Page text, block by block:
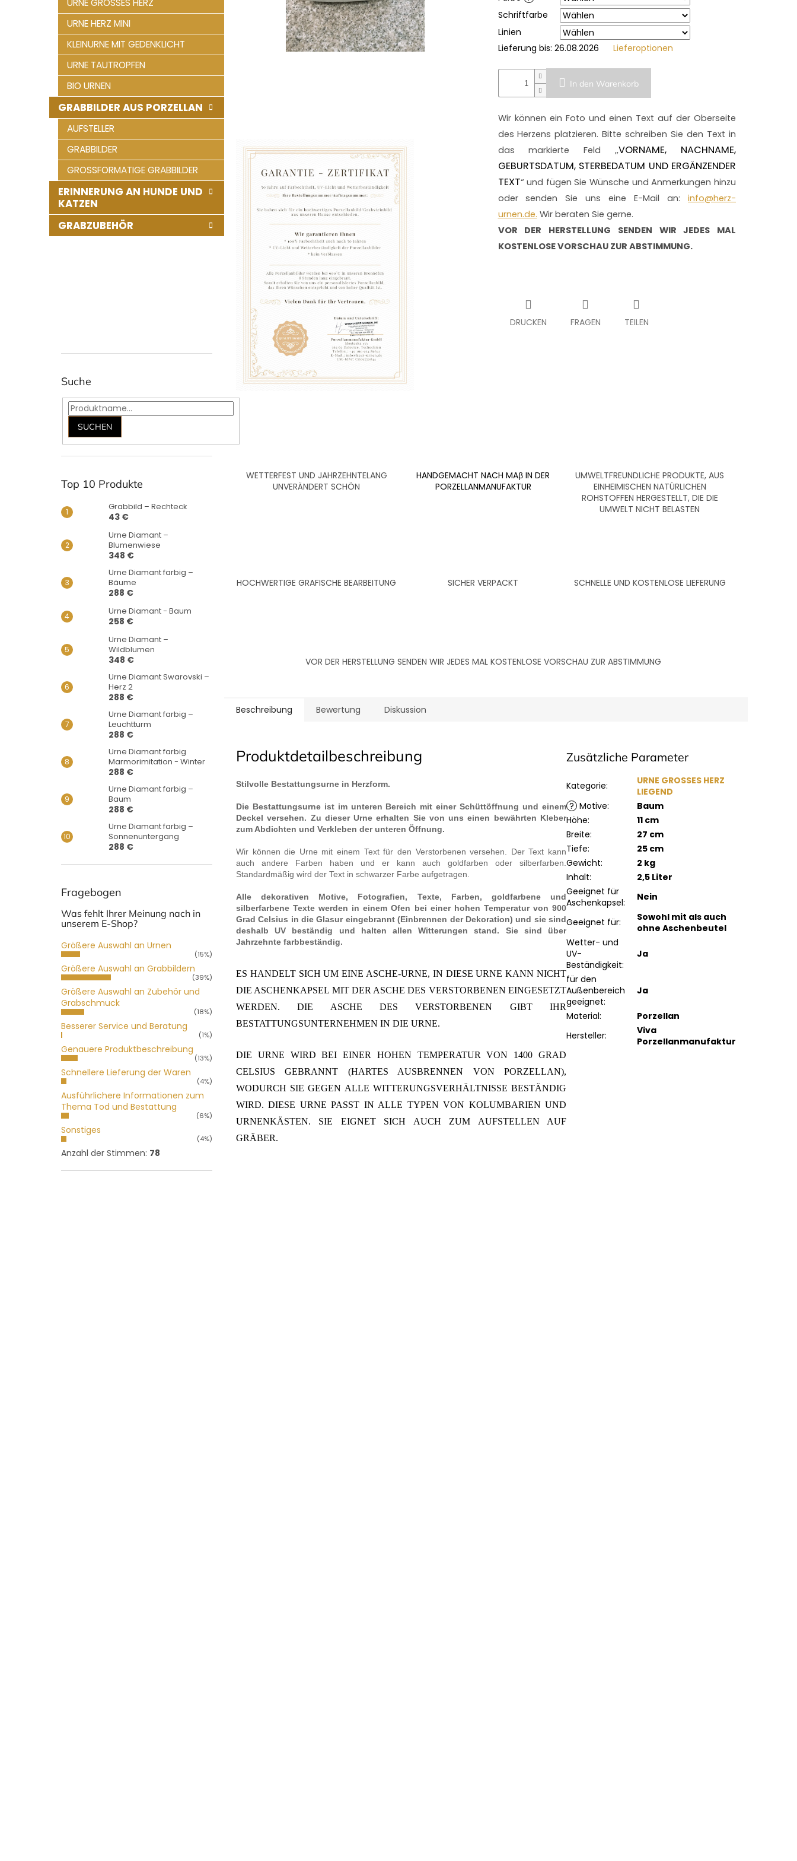
URNE GROSSES HERZ
URNE HERZ MINI
KLEINURNE MIT GEDENKLICHT
URNE TAUTROPFEN
BIO URNEN
GRABBILDER AUS PORZELLAN
AUFSTELLER
GRABBILDER
GROSSFORMATIGE GRABBILDER
ERINNERUNG AN HUNDE UND
KATZEN
GRABZUBEHÖR
Suche
SUCHEN
Top 10 Produkte
Grabbild – Rechteck
43 €
Urne Diamant –
Blumenwiese
348 €
Urne Diamant farbig –
Bäume
288 €
Urne Diamant - Baum
258 €
Urne Diamant –
Wildblumen
348 €
Urne Diamant Swarovski –
Herz 2
288 €
Urne Diamant farbig –
Leuchtturm
288 €
Urne Diamant farbig
Marmorimitation - Winter
288 €
Urne Diamant farbig –
Baum
288 €
Urne Diamant farbig –
Sonnenuntergang
288 €
Fragebogen
Was fehlt Ihrer Meinung nach in
unserem E-Shop?
Größere Auswahl an Urnen
(15%)
Größere Auswahl an Grabbildern
(39%)
Größere Auswahl an Zubehör und
Grabschmuck
(18%)
Besserer Service und Beratung
(1%)
Genauere Produktbeschreibung
(13%)
Schnellere Lieferung der Waren
(4%)
Ausführlichere Informationen zum
Thema Tod und Bestattung
(6%)
Sonstiges
(4%)
Anzahl der Stimmen: 78
Schriftfarbe
Linien
Lieferung bis: 26.08.2026 Lieferoptionen
In den Warenkorb
Wir können ein Foto und einen Text auf der Oberseite
des Herzens platzieren. Bitte schreiben Sie den Text in
das markierte Feld ,,VORNAME, NACHNAME,
GEBURTSDATUM, STERBEDATUM UND ERGÄNZENDER
TEXT“ und fügen Sie Wünsche und Anmerkungen hinzu
oder senden Sie uns eine E-Mail an: info@herz-
urnen.de. Wir beraten Sie gerne.
VOR DER HERSTELLUNG SENDEN WIR JEDES MAL
KOSTENLOSE VORSCHAU ZUR ABSTIMMUNG.
DRUCKEN FRAGEN TEILEN
WETTERFEST UND JAHRZEHNTELANG
UNVERÄNDERT SCHÖN
HANDGEMACHT NACH MAβ IN DER
PORZELLANMANUFAKTUR
UMWELTFREUNDLICHE PRODUKTE, AUS
EINHEIMISCHEN NATÜRLICHEN
ROHSTOFFEN HERGESTELLT, DIE DIE
UMWELT NICHT BELASTEN
HOCHWERTIGE GRAFISCHE BEARBEITUNG SICHER VERPACKT SCHNELLE UND KOSTENLOSE LIEFERUNG
VOR DER HERSTELLUNG SENDEN WIR JEDES MAL KOSTENLOSE VORSCHAU ZUR ABSTIMMUNG
Beschreibung Bewertung Diskussion
Produktdetailbeschreibung
Stilvolle Bestattungsurne in Herzform.
Die Bestattungsurne ist im unteren Bereich mit einer Schüttöffnung und einem
Deckel versehen. Zu dieser Urne erhalten Sie von uns einen bewährten Kleber
zum Abdichten und Verkleben der unteren Öffnung.
Wir können die Urne mit einem Text für den Verstorbenen versehen. Der Text kann
auch andere Farben haben und er kann auch goldfarben oder silberfarben.
Standardmäßig wird der Text in schwarzer Farbe aufgetragen.
Alle dekorativen Motive, Fotografien, Texte, Farben, goldfarbene und
silberfarbene Texte werden in einem Ofen bei einer hohen Temperatur von 900
Grad Celsius in die Glasur eingebrannt (Einbrennen der Dekoration) und sie sind
deshalb UV beständig und halten allen Witterungen stand. Sie sind über
Jahrzehnte farbbeständig.
ES HANDELT SICH UM EINE ASCHE-URNE, IN DIESE URNE KANN NICHT
DIE ASCHENKAPSEL MIT DER ASCHE DES VERSTORBENEN EINGESETZT
WERDEN. DIE ASCHE DES VERSTORBENEN GIBT IHR
BESTATTUNGSUNTERNEHMEN IN DIE URNE.
DIE URNE WIRD BEI EINER HOHEN TEMPERATUR VON 1400 GRAD
CELSIUS GEBRANNT (HARTES AUSBRENNEN VON PORZELLAN),
WODURCH SIE GEGEN ALLE WITTERUNGSVERHÄLTNISSE BESTÄNDIG
WIRD. DIESE URNE PASST IN ALLE TYPEN VON KOLUMBARIEN UND
URNENKÄSTEN. SIE EIGNET SICH AUCH ZUM AUFSTELLEN AUF
GRÄBER.
Zusätzliche Parameter
Kategorie:
URNE GROSSES HERZ
LIEGEND
? Motive:
Baum
Höhe:
11 cm
Breite:
27 cm
Tiefe:
25 cm
Gewicht:
2 kg
Inhalt:
2,5 Liter
Geeignet für
Aschenkapsel: Nein
Geeignet für:
Sowohl mit als auch
ohne Aschenbeutel
Wetter- und
UV-
Beständigkeit:
Ja
für den
Außenbereich
geeignet:
Ja
Material:
Porzellan
Hersteller:
Viva
Porzellanmanufaktur